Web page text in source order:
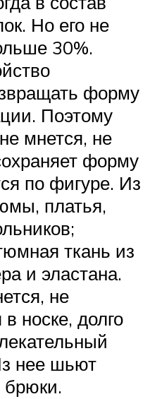
Но его не
30%.
форму
Поэтому
мнется, не
форму
по фигуре. Из
платья,
ткань из
и эластана.
не
носке, долго
нее шьют